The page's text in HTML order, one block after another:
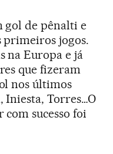
gol de pênalti e
primeiros jogos.
na Europa e já
que fizeram
nos últimos
Iniesta, Torres…O
sucesso foi